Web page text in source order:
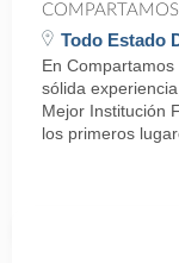
Todo Estado
En
sólida
Mejor Institución
los primeros